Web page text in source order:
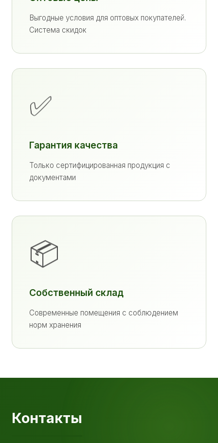
Выгодные условия для оптовых покупателей.
Система скидок
✅
Гарантия качества
Только сертифицированная продукция с
документами
📦
Собственный склад
Современные помещения с соблюдением
норм хранения
Контакты